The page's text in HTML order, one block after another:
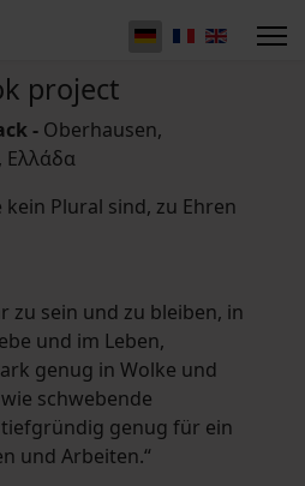
project
- Oberhausen,
Ελλάδα
Plural sind, zu Ehren
zu sein und zu bleiben, in
und im Leben,
genug in Wolke und
schwebende
genug für ein
und Arbeiten.“